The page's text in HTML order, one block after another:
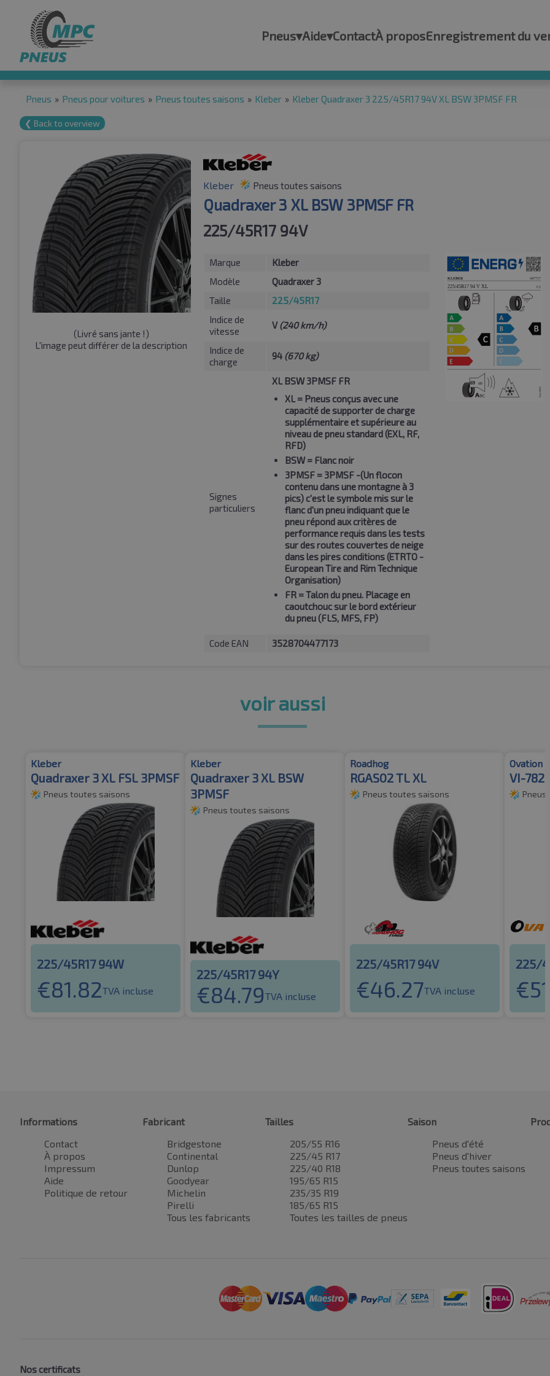
Pneus▾Aide▾ContactÀ proposEnregistrement du
Pneus » Pneus pour voitures » Pneus toutes saisons » Kleber » Kleber Quadraxer 3 225/45R17 94V XL BSW 3PMSF FR
❮ Back to overview
(Livré sans jante !)
L'image peut différer de la description
Kleber Pneus toutes saisons
Quadraxer 3 XL BSW 3PMSF FR
225/45R17 94V
Marque
Kleber
Modèle
Quadraxer 3
Taille
225/45R17
Indice de
vitesse
V(240 km/h)
Indice de
charge
94 (670 kg)
Signes
particuliers
XL BSW 3PMSF FR
XL= Pneus conçus avec une
capacité de supporter de charge
supplémentaire et supérieure au
niveau de pneu standard (EXL, RF,
RFD)
BSW= Flanc noir
3PMSF= 3PMSF -(Un flocon
contenu dans une montagne à 3
pics) c'est le symbole mis sur le
flanc d'un pneu indiquant que le
pneu répond aux critères de
performance requis dans les tests
sur des routes couvertes de neige
dans les pires conditions (ETRTO -
European Tire and Rim Technique
Organisation)
FR= Talon du pneu. Placage en
caoutchouc sur le bord extérieur
du pneu (FLS, MFS, FP)
Code EAN 3528704477173
voir aussi
Kleber
Quadraxer 3 XL FSL 3PMSF
Pneus toutes saisons
225/45R17 94W
€81.82TVA incluse
Kleber
Quadraxer 3 XL BSW
3PMSF
Pneus toutes saisons
225/45R17 94Y
€84.79TVA incluse
Roadhog
RGAS02 TL XL
Pneus toutes saisons
225/45R17 94V
€46.27TVA incluse
Ovation
VI-782
Pneus
225/
€
Informations
Contact
À propos
Impressum
Aide
Politique de retour
Fabricant
Bridgestone
Continental
Dunlop
Goodyear
Michelin
Pirelli
Tous les fabricants
Tailles
205/55 R16
225/45 R17
225/40 R18
195/65 R15
235/35 R19
185/65 R15
Toutes les tailles de pneus
Saison
Pneus d'été
Pneus d'hiver
Pneus toutes saisons
Nos certificats